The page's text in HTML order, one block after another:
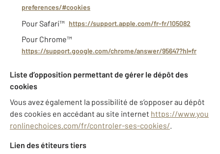
preferences/#cookies
Pour Safari™ https://support.apple.com/fr-fr/105082
Pour Chrome™
https://support.google.com/chrome/answer/95647?hl=fr
Liste d’opposition permettant de gérer le dépôt des
cookies
Vous avez également la possibilité de s’opposer au dépôt
des cookies en accédant au site internet https://www.you
ronlinechoices.com/fr/controler-ses-cookies/.
Lien des étiteurs tiers